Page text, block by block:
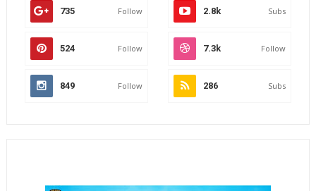
735 Follow 2.8k Subs
524 Follow 7.3k Follow
849 Follow 286 Subs